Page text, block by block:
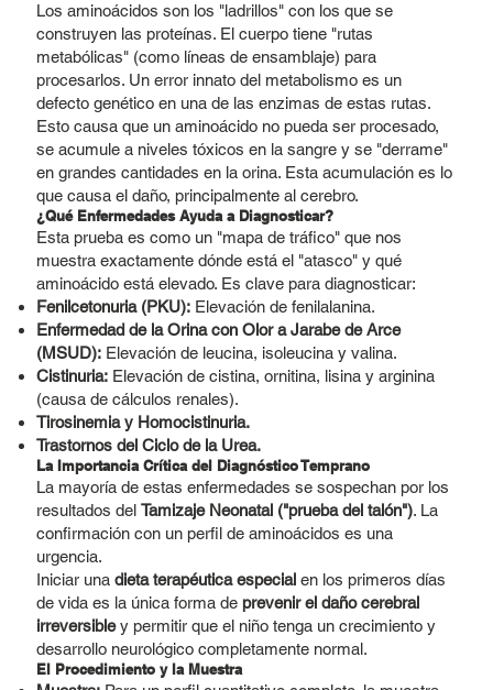
Los aminoácidos son los "ladrillos" con los que se
construyen las proteínas. El cuerpo tiene "rutas
metabólicas" (como líneas de ensamblaje) para
procesarlos. Un error innato del metabolismo es un
defecto genético en una de las enzimas de estas rutas.
Esto causa que un aminoácido no pueda ser procesado,
se acumule a niveles tóxicos en la sangre y se "derrame"
en grandes cantidades en la orina. Esta acumulación es lo
que causa el daño, principalmente al cerebro.
¿Qué Enfermedades Ayuda a Diagnosticar?
Esta prueba es como un "mapa de tráfico" que nos
muestra exactamente dónde está el "atasco" y qué
aminoácido está elevado. Es clave para diagnosticar:
Fenilcetonuria (PKU):Elevación de fenilalanina.
Enfermedad de la Orina con Olor a Jarabe de Arce
(MSUD):Elevación de leucina, isoleucina y valina.
Cistinuria:Elevación de cistina, ornitina, lisina y arginina
(causa de cálculos renales).
Tirosinemia y Homocistinuria.
Trastornos del Ciclo de la Urea.
La Importancia Crítica del Diagnóstico Temprano
La mayoría de estas enfermedades se sospechan por los
resultados del Tamizaje Neonatal ("prueba del talón"). La
confirmación con un perfil de aminoácidos es una
urgencia.
Iniciar una dieta terapéutica especialen los primeros días
de vida es la única forma de prevenir el daño cerebral
irreversibley permitir que el niño tenga un crecimiento y
desarrollo neurológico completamente normal.
El Procedimiento y la Muestra